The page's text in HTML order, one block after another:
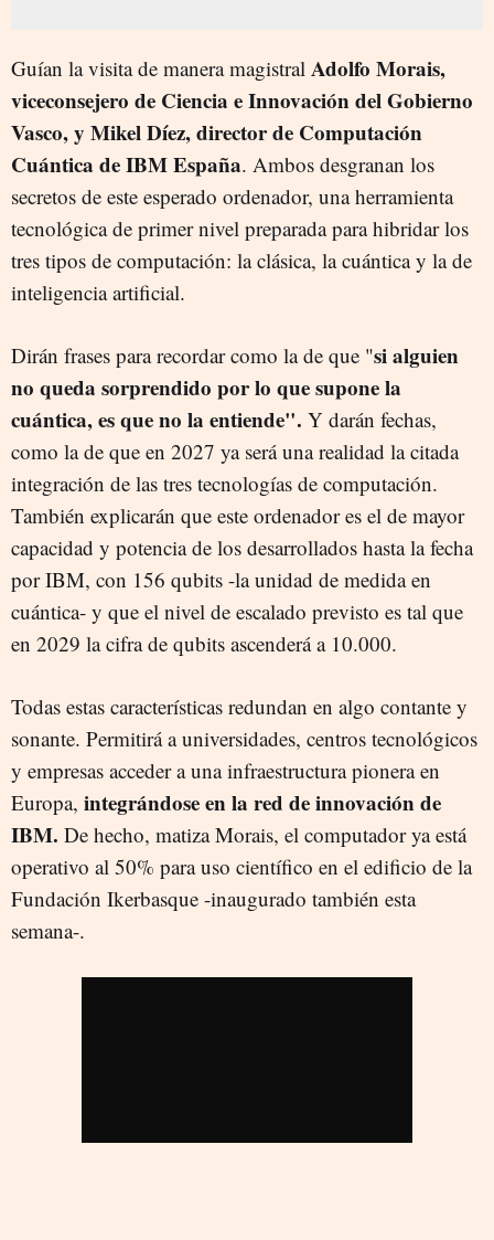
Guían la visita de manera magistral Adolfo Morais,
viceconsejero de Ciencia e Innovación del Gobierno
Vasco, y MikelDíez, director de Computación
Cuántica de IBM España. Ambos desgranan los
secretos de este esperado ordenador, una herramienta
tecnológica de primer nivel preparada para hibridar los
tres tipos de computación: la clásica, la cuántica y la de
inteligencia artificial.
Dirán frases para recordar como la de que "si alguien
no queda sorprendido por lo que supone la
cuántica, es que no la entiende". Y darán fechas,
como la de que en 2027 ya será una realidad la citada
integración de las tres tecnologías de computación.
También explicarán que este ordenador es el de mayor
capacidad y potencia de los desarrollados hasta la fecha
por IBM, con 156 qubits -la unidad de medida en
cuántica- y que el nivel de escalado previsto es tal que
en 2029 la cifra de qubits ascenderá a 10.000.
Todas estas características redundan en algo contante y
sonante. Permitirá a universidades, centros tecnológicos
y empresas acceder a una infraestructura pionera en
Europa, integrándose en la red de innovación de
IBM. De hecho, matiza Morais, el computador ya está
operativo al 50% para uso científico en el edificio de la
Fundación Ikerbasque -inaugurado también esta
semana-.